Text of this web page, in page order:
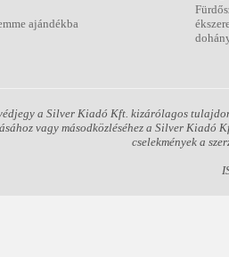
ajándékba
a Silver Kiadó Kft. kizárólagos
vagy másodközléséhez a Silver
cselekmények a